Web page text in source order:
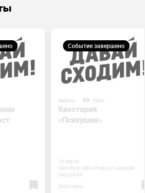
Событие завершено
Квесты 1885
Квестория
«Психушка»
16 марта
Hard Rock Cafe Almaty, ул. Карасай
батыра 85
2000 тенге